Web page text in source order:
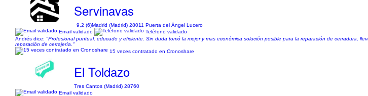
Servinavas
9,2 (6)Madrid (Madrid) 28011 Puerta del Ángel Lucero
Email validado
Teléfono validado
Andrés dice: "Profesional puntual, educado y eficiente. Sin duda tomó la mejor y mas económica solución posible para la reparación de cerradura,
reparación de cerrajería."
15 veces contratado en Cronoshare
El Toldazo
Tres Cantos (Madrid) 28760
Email validado